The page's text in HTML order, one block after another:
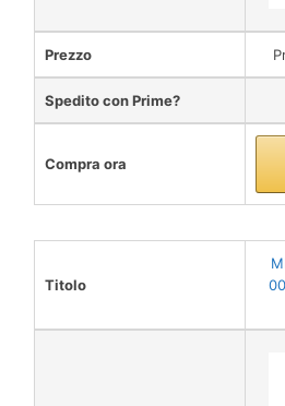
Prezzo
Spedito con Prime?
Compra ora
Titolo